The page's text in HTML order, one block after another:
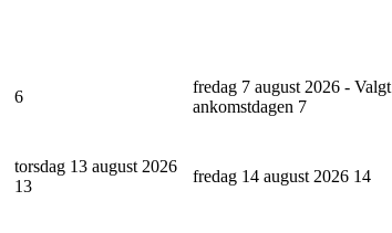
6
fredag 7 august 2026 - Valgt
ankomstdagen 7
torsdag 13 august 2026
13
fredag 14 august 2026 14